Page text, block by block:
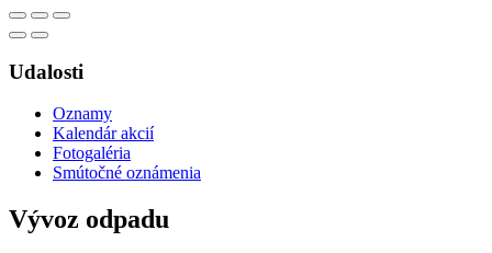
Udalosti
Oznamy
Kalendár akcií
Fotogaléria
Smútočné oznámenia
Vývoz odpadu